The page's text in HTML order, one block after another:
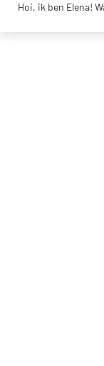
© 2026 Escape Tours
Hoi, ik ben Elena!